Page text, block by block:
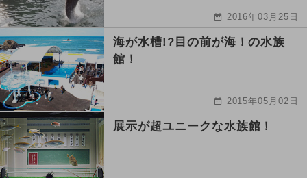
2016年03月25日
海が水槽!?目の前が海！の水族
館！
2015年05月02日
展示が超ユニークな水族館！